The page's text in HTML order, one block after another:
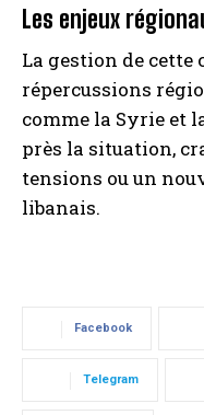
Les enjeux
La gestion de cette
répercussions
comme la Syrie et
près la situation,
tensions ou un
libanais.
Facebook
Telegram